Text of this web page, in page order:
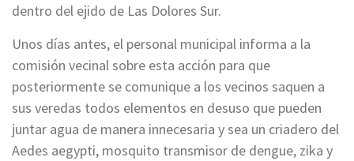
dentro del ejido de Las Dolores Sur.
Unos días antes, el personal municipal informa a la
comisión vecinal sobre esta acción para que
posteriormente se comunique a los vecinos saquen a
sus veredas todos elementos en desuso que pueden
juntar agua de manera innecesaria y sea un criadero del
Aedes aegypti, mosquito transmisor de dengue, zika y